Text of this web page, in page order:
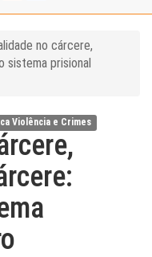
no cárcere,
sistema prisional
Violência e Crimes